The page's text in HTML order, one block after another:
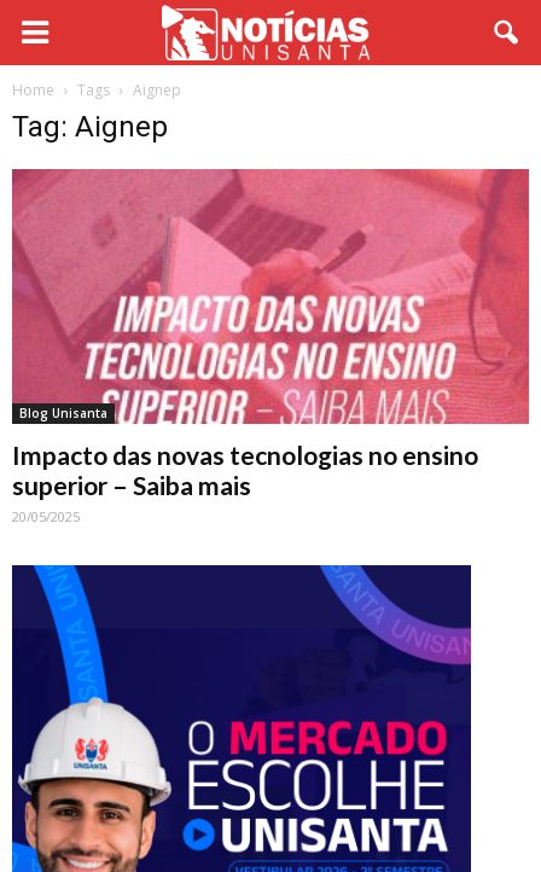
Home Tags Aignep
Tag: Aignep
Blog Unisanta
Impacto das novas tecnologias no ensino
superior – Saiba mais
20/05/2025